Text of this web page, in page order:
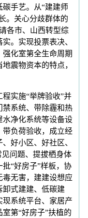
手艺。从“建建师
。关心分歧群体的
各市、山西转型综
。实现投票表决、
化室第全生命周期
震物资本的特点，
实施“举牌验收”并
禁系统、带除霾和热
水净化系统等设备设
带负荷验收，成立经
好小区、好社区、
问题、提拔栖身体
“好房子”样板，协
无害，建建设想应
卸式建建、低碳建
系统平台、家居产
第“好房子”扶植的